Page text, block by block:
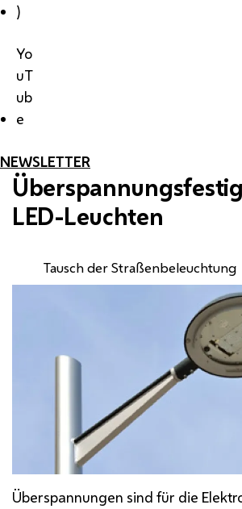
)
Yo
uT
ub
e
NEWSLETTER
LED-Leuchten
Tausch der Straßenbeleuchtung
Überspannungen sind für die